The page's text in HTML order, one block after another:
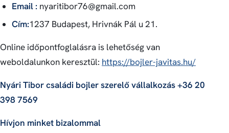
Email : nyaritibor76@gmail.com
Cím:1237 Budapest, Hrivnák Pál u 21.
Online időpontfoglalásra is lehetőség van
weboldalunkon keresztül: https://bojler-javitas.hu/
Nyári Tibor családi bojler szerelő vállalkozás +36 20
398 7569
Hívjon minket bizalommal